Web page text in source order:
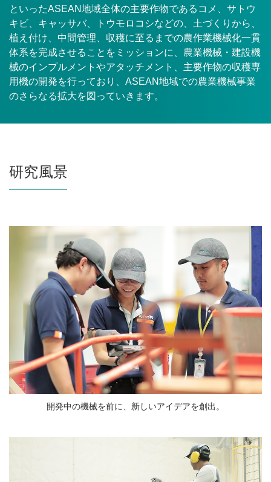
といったASEAN地域全体の主要作物であるコメ、サトウ
キビ、キャッサバ、トウモロコシなどの、土づくりから、
植え付け、中間管理、収穫に至るまでの農作業機械化一貫
体系を完成させることをミッションに、農業機械・建設機
械のインプルメントやアタッチメント、主要作物の収穫専
用機の開発を行っており、ASEAN地域での農業機械事業
のさらなる拡大を図っていきます。
研究風景
開発中の機械を前に、新しいアイデアを創出。